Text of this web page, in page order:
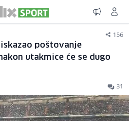
156
iskazao poštovanje
utakmice će se dugo
31